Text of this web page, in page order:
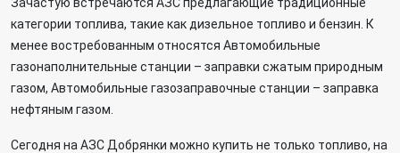
категории топлива, такие как дизельное топливо и бензин. К
менее востребованным относятся Автомобильные
газонаполнительные станции – заправки сжатым природным
газом, Автомобильные газозаправочные станции – заправка
нефтяным газом.
Сегодня на АЗС Добрянки можно купить не только топливо, на